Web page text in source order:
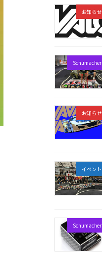
お知らせ
Schumacher
お知らせ
イベント
Schumacher